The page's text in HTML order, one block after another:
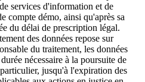
services d'information et de
compte démo, ainsi qu'après sa
du délai de prescription légal.
des données repose sur
du traitement, les données
nécessaire à la poursuite de
jusqu'à l'expiration des